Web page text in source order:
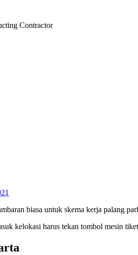
Contractor
biasa untuk skema kerja palang
kelokasi harus tekan tombol mesin